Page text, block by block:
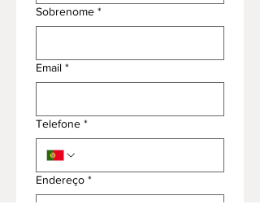
Sobrenome *
Email *
Telefone *
Endereço *